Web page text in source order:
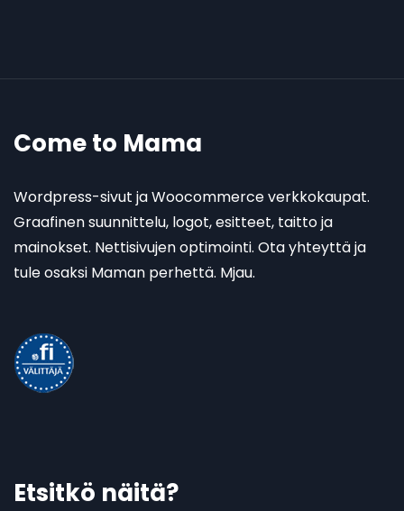
Come to Mama
Wordpress-sivut ja Woocommerce verkkokaupat.
Graafinen suunnittelu, logot, esitteet, taitto ja
mainokset. Nettisivujen optimointi. Ota yhteyttä ja
tule osaksi Maman perhettä. Mjau.
Etsitkö näitä?